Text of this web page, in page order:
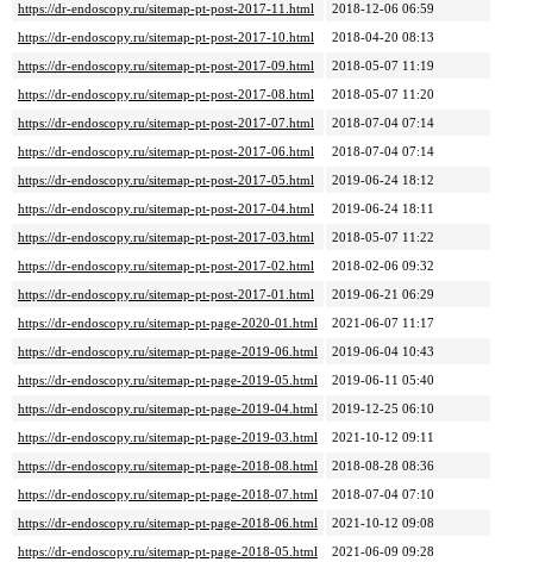
https://dr-endoscopy.ru/sitemap-pt-post-2017-11.html
2018-12-06 06:59
https://dr-endoscopy.ru/sitemap-pt-post-2017-10.html
2018-04-20 08:13
https://dr-endoscopy.ru/sitemap-pt-post-2017-09.html
2018-05-07 11:19
https://dr-endoscopy.ru/sitemap-pt-post-2017-08.html
2018-05-07 11:20
https://dr-endoscopy.ru/sitemap-pt-post-2017-07.html
2018-07-04 07:14
https://dr-endoscopy.ru/sitemap-pt-post-2017-06.html
2018-07-04 07:14
https://dr-endoscopy.ru/sitemap-pt-post-2017-05.html
2019-06-24 18:12
https://dr-endoscopy.ru/sitemap-pt-post-2017-04.html
2019-06-24 18:11
https://dr-endoscopy.ru/sitemap-pt-post-2017-03.html
2018-05-07 11:22
https://dr-endoscopy.ru/sitemap-pt-post-2017-02.html
2018-02-06 09:32
https://dr-endoscopy.ru/sitemap-pt-post-2017-01.html
2019-06-21 06:29
https://dr-endoscopy.ru/sitemap-pt-page-2020-01.html
2021-06-07 11:17
https://dr-endoscopy.ru/sitemap-pt-page-2019-06.html
2019-06-04 10:43
https://dr-endoscopy.ru/sitemap-pt-page-2019-05.html
2019-06-11 05:40
https://dr-endoscopy.ru/sitemap-pt-page-2019-04.html
2019-12-25 06:10
https://dr-endoscopy.ru/sitemap-pt-page-2019-03.html
2021-10-12 09:11
https://dr-endoscopy.ru/sitemap-pt-page-2018-08.html
2018-08-28 08:36
https://dr-endoscopy.ru/sitemap-pt-page-2018-07.html
2018-07-04 07:10
https://dr-endoscopy.ru/sitemap-pt-page-2018-06.html
2021-10-12 09:08
https://dr-endoscopy.ru/sitemap-pt-page-2018-05.html
2021-06-09 09:28